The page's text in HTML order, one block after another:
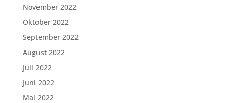
November 2022
Oktober 2022
September 2022
August 2022
Juli 2022
Juni 2022
Mai 2022